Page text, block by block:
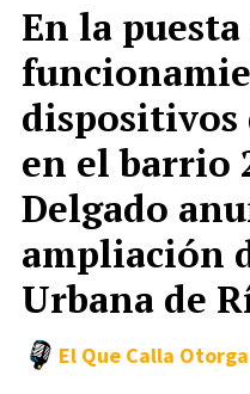
En la puesta
dispositivos
en el barrio
Delgado
ampliación
Urbana de
El Que Calla Otorga